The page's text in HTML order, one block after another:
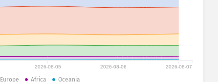
2026-08-05 2026-08-06 2026-08-07
Europe Africa Oceania